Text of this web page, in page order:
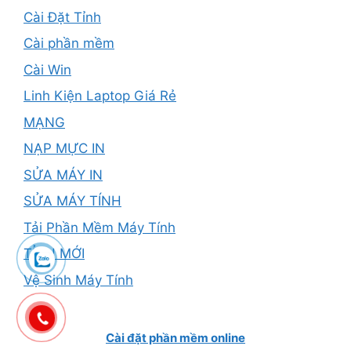
Cài Đặt Tỉnh
Cài phần mềm
Cài Win
Linh Kiện Laptop Giá Rẻ
MẠNG
NẠP MỰC IN
SỬA MÁY IN
SỬA MÁY TÍNH
Tải Phần Mềm Máy Tính
TỈNH MỚI
Vệ Sinh Máy Tính
Cài đặt phần mềm online